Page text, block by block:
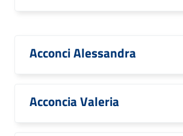
Acconci Alessandra
Acconcia Valeria